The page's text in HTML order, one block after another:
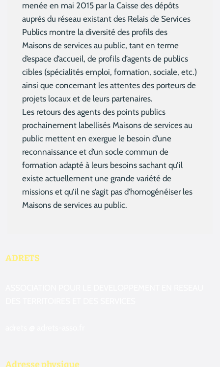
menée en mai 2015 par la Caisse des dépôts
auprès du réseau existant des Relais de Services
Publics montre la diversité des profils des
Maisons de services au public, tant en terme
d’espace d’accueil, de profils d’agents de publics
cibles (spécialités emploi, formation, sociale, etc.)
ainsi que concernant les attentes des porteurs de
projets locaux et de leurs partenaires.
Les retours des agents des points publics
prochainement labellisés Maisons de services au
public mettent en exergue le besoin d’une
reconnaissance et d’un socle commun de
formation adapté à leurs besoins sachant qu’il
existe actuellement une grande variété de
missions et qu’il ne s’agit pas d’homogénéiser les
Maisons de services au public.
ADRETS
Adresse physique